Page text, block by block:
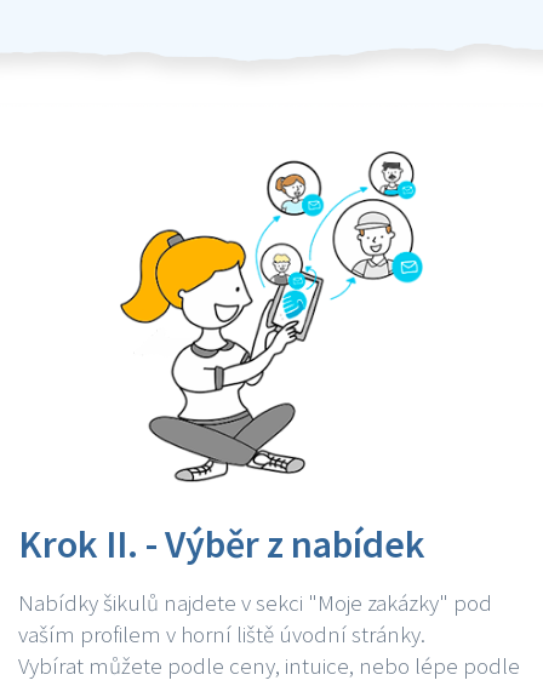
Krok II. - Výběr z nabídek
Nabídky šikulů najdete v sekci "Moje zakázky" pod
vaším profilem v horní liště úvodní stránky.
Vybírat můžete podle ceny, intuice, nebo lépe podle